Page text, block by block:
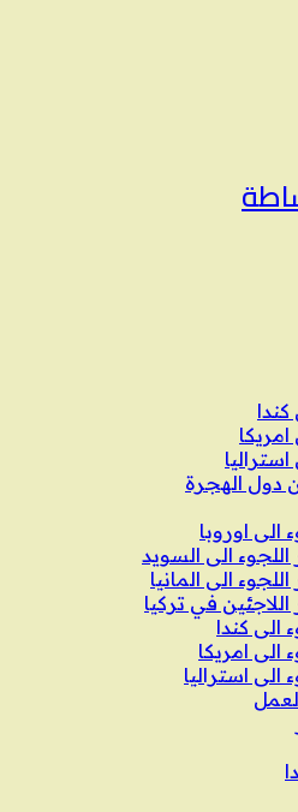
دول الهجرة
الى اوروبا
اللجوء الى السويد
اللجوء الى المانيا
اللاجئين في تركيا
الى كندا
الى امريكا
الى استراليا